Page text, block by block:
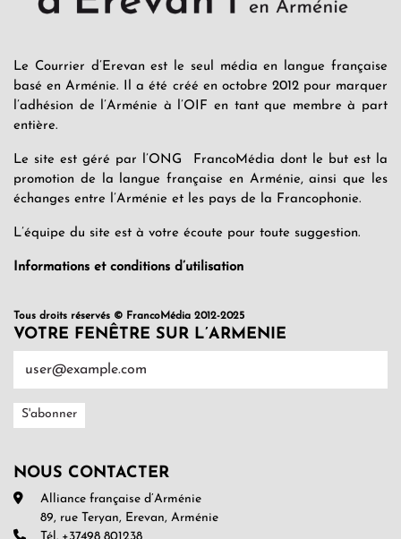
Le Courrier d’Erevan est le seul média en langue française
basé en Arménie. Il a été créé en octobre 2012 pour marquer
l’adhésion de l’Arménie à l’OIF en tant que membre à part
entière.
Le site est géré par l’ONG FrancoMédia dont le but est la
promotion de la langue française en Arménie, ainsi que les
échanges entre l’Arménie et les pays de la Francophonie.
L’équipe du site est à votre écoute pour toute suggestion.
Informations et conditions d’utilisation
Tous droits réservés © FrancoMédia 2012-2025
VOTRE FENÊTRE SUR L’ARMENIE
NOUS CONTACTER
Alliance française d’Arménie
89, rue Teryan, Erevan, Arménie